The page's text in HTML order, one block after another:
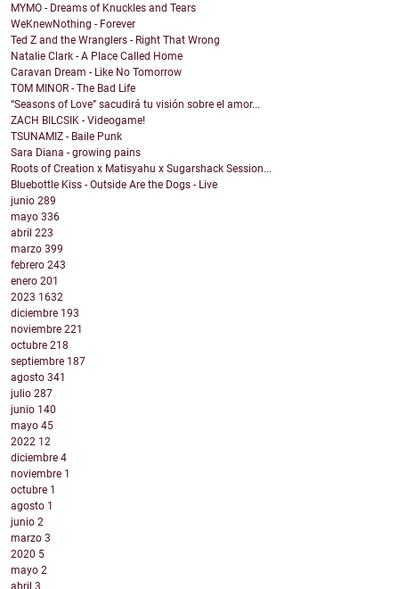
MYMO - Dreams of Knuckles and Tears
WeKnewNothing - Forever
Ted Z and the Wranglers - Right That Wrong
Natalie Clark - A Place Called Home
Caravan Dream - Like No Tomorrow
TOM MINOR - The Bad Life
“Seasons of Love” sacudirá tu visión sobre el amor...
ZACH BILCSIK - Videogame!
TSUNAMIZ - Baile Punk
Sara Diana - growing pains
Roots of Creation x Matisyahu x Sugarshack Session...
Bluebottle Kiss - Outside Are the Dogs - Live
junio 289
mayo 336
abril 223
marzo 399
febrero 243
enero 201
2023 1632
diciembre 193
noviembre 221
octubre 218
septiembre 187
agosto 341
julio 287
junio 140
mayo 45
2022 12
diciembre 4
noviembre 1
octubre 1
agosto 1
junio 2
marzo 3
2020 5
mayo 2
abril 3